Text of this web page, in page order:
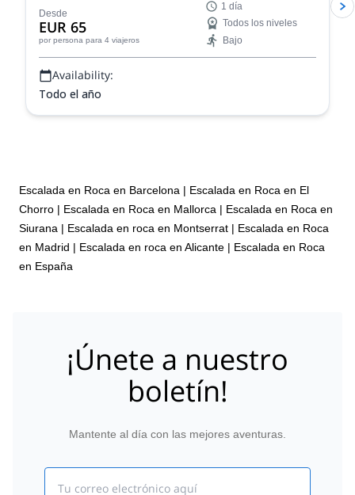
Desde
EUR 65
por persona para 4 viajeros
1 día
Todos los niveles
Bajo
Availability:
Todo el año
Escalada en Roca en Barcelona | Escalada en Roca en El
Chorro | Escalada en Roca en Mallorca | Escalada en Roca en
Siurana | Escalada en roca en Montserrat | Escalada en Roca
en Madrid | Escalada en roca en Alicante | Escalada en Roca
en España
¡Únete a nuestro
boletín!
Mantente al día con las mejores aventuras.